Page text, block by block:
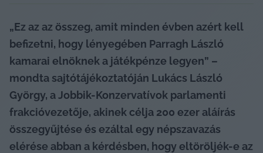
„Ez az az összeg, amit minden évben azért kell
befizetni, hogy lényegében Parragh László
kamarai elnöknek a játékpénze legyen” –
mondta sajtótájékoztatóján Lukács László
György, a Jobbik-Konzervatívok parlamenti
frakcióvezetője, akinek célja 200 ezer aláírás
összegyűjtése és ezáltal egy népszavazás
elérése abban a kérdésben, hogy eltöröljék-e az